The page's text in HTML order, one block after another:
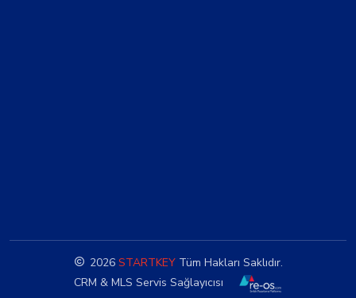
2026STARTKEYTüm Hakları Saklıdır.
CRM & MLS Servis Sağlayıcısı